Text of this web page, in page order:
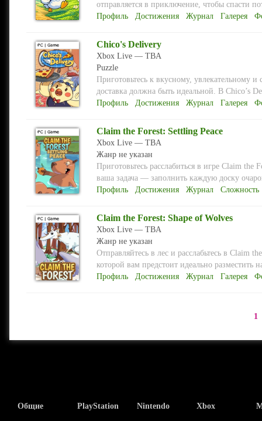
отправляется в приключение, чтобы спасти
Профиль
Достижения Журнал Галерея
Chico's Delivery
Xbox Live — TBA
Puzzle
Приготовьтесь к вкусному, увлекательному
доставка должна быть идеальной. В Chico’s
Профиль
Достижения Журнал Галерея
Claim the Forest: Settling Peace
Xbox Live — TBA
Жанр не указан
Приготовьтесь расслабиться в игре Claim
ваша задача — заполнить каждую доску
Профиль
Достижения Журнал Сложность
Claim the Forest: Shape of Wolves
Xbox Live — TBA
Жанр не указан
Отправляйтесь в лес и расслабьтесь в Claim
которой вам предстоит идеально разместить
Профиль
Достижения Журнал Галерея
1
Общие PlayStation Nintendo Xbox